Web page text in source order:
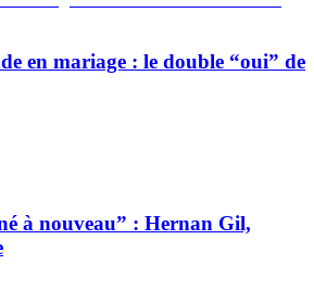
en mariage : le double “oui” de
à nouveau” : Hernan Gil,